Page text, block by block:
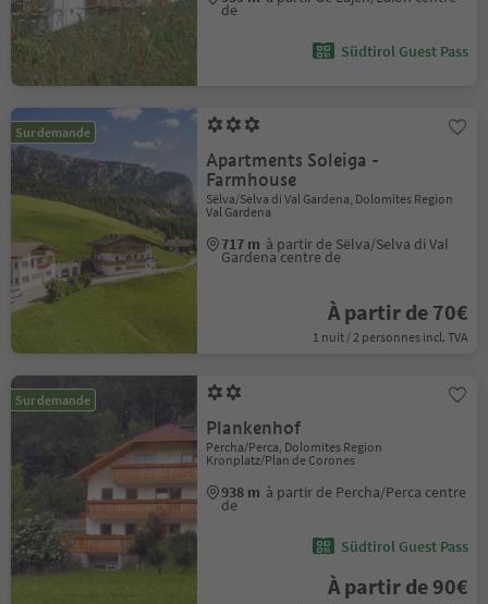
de
Südtirol Guest Pass
Sur demande
Apartments Soleiga -
Farmhouse
Sëlva/Selva di Val Gardena, Dolomites Region
Val Gardena
717 m à partir de Sëlva/Selva di Val
Gardena centre de
À partir de 70€
1 nuit / 2 personnes incl. TVA
Sur demande
Plankenhof
Percha/Perca, Dolomites Region
Kronplatz/Plan de Corones
938 m à partir de Percha/Perca centre
de
Südtirol Guest Pass
À partir de 90€